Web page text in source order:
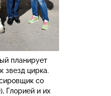
планирует
звезд цирка.
со
Глорией и их